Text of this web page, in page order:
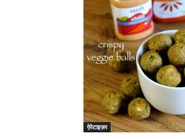
ऐपेटाइज़र